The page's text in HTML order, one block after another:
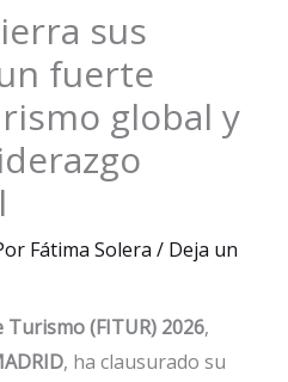
sus
fuerte
global y
Fátima Solera / Deja un
(FITUR) 2026,
, ha clausurado su